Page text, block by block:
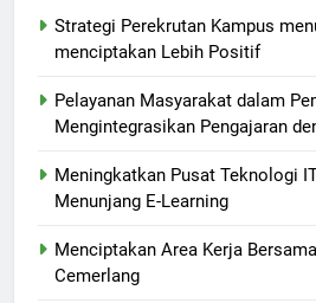
Strategi Perekrutan Kampus
menciptakan Lebih Positif
Pelayanan Masyarakat dalam
Mengintegrasikan Pengajaran
Meningkatkan Pusat Teknologi
Menunjang E-Learning
Menciptakan Area Kerja
Cemerlang